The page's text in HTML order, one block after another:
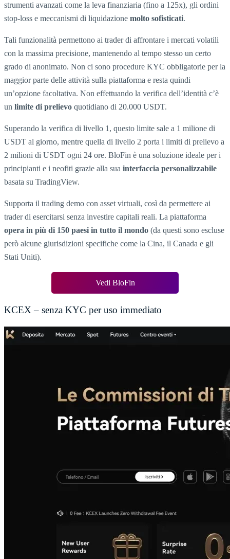
strumenti avanzati come la leva finanziaria (fino a 125x), gli ordini
stop-loss e meccanismi di liquidazione molto sofisticati.
Tali funzionalità permettono ai trader di affrontare i mercati volatili
con la massima precisione, mantenendo al tempo stesso un certo
grado di anonimato. Non ci sono procedure KYC obbligatorie per la
maggior parte delle attività sulla piattaforma e resta quindi
un’opzione facoltativa. Non effettuando la verifica dell’identità c’è
un limite di prelievo quotidiano di 20.000 USDT.
Superando la verifica di livello 1, questo limite sale a 1 milione di
USDT al giorno, mentre quella di livello 2 porta i limiti di prelievo a
2 milioni di USDT ogni 24 ore. BloFin è una soluzione ideale per i
principianti e i neofiti grazie alla sua interfaccia personalizzabile
basata su TradingView.
Supporta il trading demo con asset virtuali, così da permettere ai
trader di esercitarsi senza investire capitali reali. La piattaforma
opera in più di 150 paesi in tutto il mondo (da questi sono escluse
però alcune giurisdizioni specifiche come la Cina, il Canada e gli
Stati Uniti).
Vedi BloFin
KCEX – senza KYC per uso immediato